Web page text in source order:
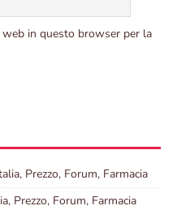
in questo browser per la
Prezzo, Forum, Farmacia
Prezzo, Forum, Farmacia